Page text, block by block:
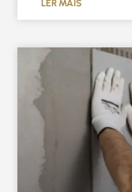
LER MAIS